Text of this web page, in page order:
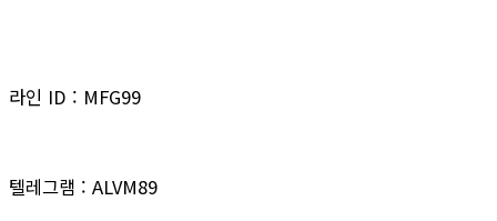
라인 ID : MFG99
텔레그램 : ALVM89